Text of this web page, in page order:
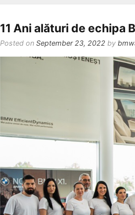
11 Ani alături de echipa
Posted on September 23, 2022 by